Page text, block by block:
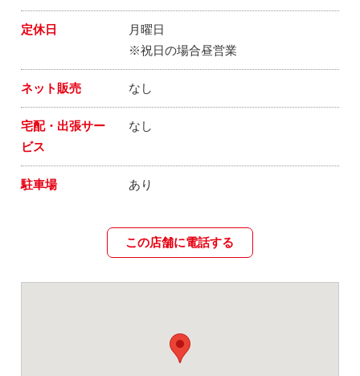
定休日
月曜日
※祝日の場合昼営業
ネット販売 なし
宅配・出張サー
ビス
なし
駐車場 あり
この店舗に電話する